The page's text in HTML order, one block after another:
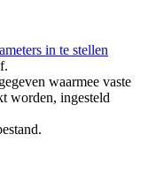
in te stellen
waarmee vaste
worden, ingesteld